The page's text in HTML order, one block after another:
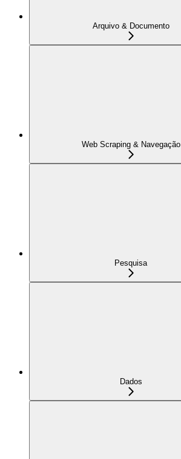
Arquivo & Documento
Web Scraping & Navegação
Pesquisa
Dados